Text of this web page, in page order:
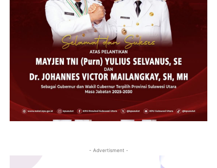
- Advertisment -